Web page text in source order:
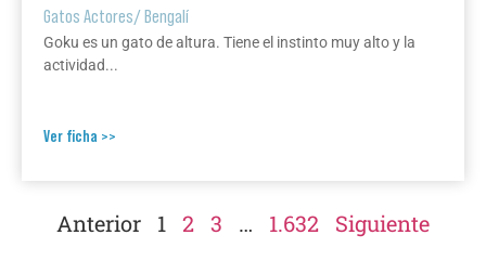
Gatos Actores/Bengalí
Goku es un gato de altura. Tiene el instinto muy alto y la
actividad...
Ver ficha >>
Anterior 1 2 3 … 1.632 Siguiente